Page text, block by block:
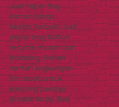
Jual Paper Bag
Karton Harga
Murah Terbaru Jual
paper bag karton
recycle murah dan
branding. Bahan
ramah lingkungan
ini cocok untuk
kantong belanja
produk Anda. Bisa